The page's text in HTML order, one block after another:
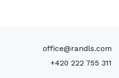
office@randls.com
+420 222 755 311